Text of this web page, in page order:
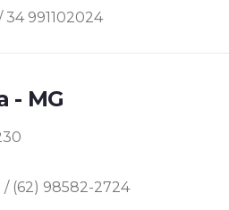
34 991102024
- MG
(62) 98582-2724